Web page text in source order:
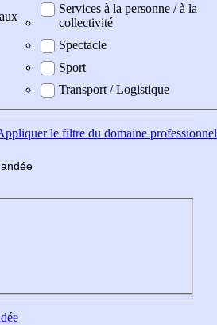
Services à la personne / à la
collectivité
Spectacle
Sport
Transport / Logistique
le filtre du domaine professionnel